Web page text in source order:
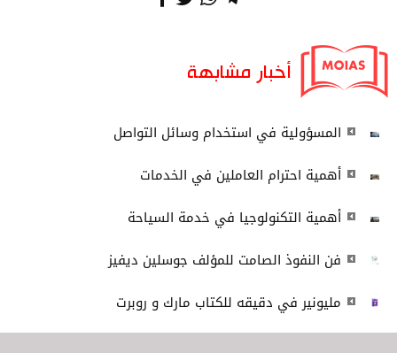
أخبار مشابهة
المسؤولية في استخدام وسائل التواصل
أهمية احترام العاملين في الخدمات
أهمية التكنولوجيا في خدمة السياحة
فن النفوذ الصامت للمؤلف جوسلين ديفيز
مليونير في دقيقه للكتاب مارك و روبرت